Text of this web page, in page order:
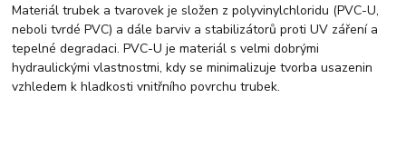
Materiál trubek a tvarovek je složen z polyvinylchloridu (PVC-U,
neboli tvrdé PVC) a dále barviv a stabilizátorů proti UV záření a
tepelné degradaci. PVC-U je materiál s velmi dobrými
hydraulickými vlastnostmi, kdy se minimalizuje tvorba usazenin
vzhledem k hladkosti vnitřního povrchu trubek.